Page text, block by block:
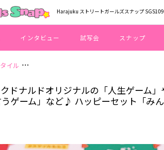
Harajuku ストリートガールズスナップ SGS109
インタビュー 試写会 スナップ
イル 【写真 10/20】マクドナルドオリジナルの「人
クドナルドオリジナルの「人生ゲーム
ゲーム」など♪ ハッピーセット「み